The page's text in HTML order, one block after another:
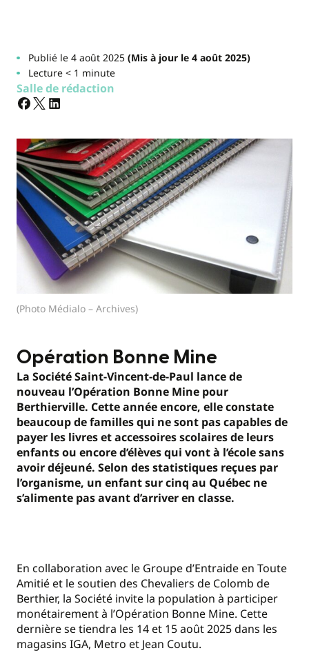
Publié le 4 août 2025(Mis à jour le 4 août 2025)
Lecture < 1 minute
Salle de rédaction
(Photo Médialo – Archives)
Opération Bonne Mine
La Société Saint-Vincent-de-Paul lance de
nouveau l’Opération Bonne Mine pour
Berthierville. Cette année encore, elle constate
beaucoup de familles qui ne sont pas capables de
payer les livres et accessoires scolaires de leurs
enfants ou encore d’élèves qui vont à l’école sans
avoir déjeuné. Selon des statistiques reçues par
l’organisme, un enfant sur cinq au Québec ne
s’alimente pas avant d’arriver en classe.
En collaboration avec le Groupe d’Entraide en Toute
Amitié et le soutien des Chevaliers de Colomb de
Berthier, la Société invite la population à participer
monétairement à l’Opération Bonne Mine. Cette
dernière se tiendra les 14 et 15 août 2025 dans les
magasins IGA, Metro et Jean Coutu.